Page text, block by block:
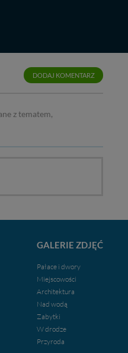
DODAJ KOMENTARZ
z tematem,
GALERIE ZDJĘĆ
Pałace i dwory
Miejscowości
Architektura
Nad wodą
Zabytki
W drodze
Przyroda